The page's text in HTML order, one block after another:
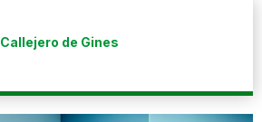
Callejero de Gines